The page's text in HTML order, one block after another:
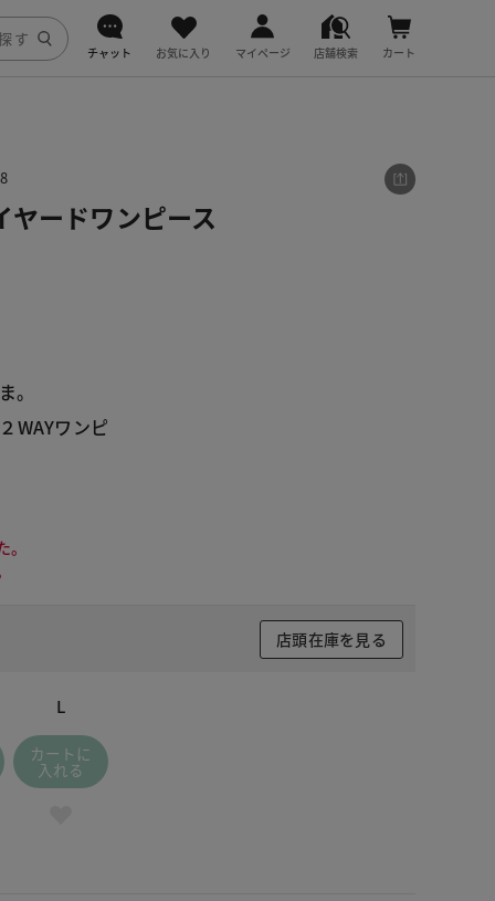
チャット お気に入り マイページ 店舗検索 カート
ヤードワンピース
。
WAYワンピ
店頭在庫を見る
L
カートに
入れる